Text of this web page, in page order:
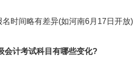
间略有差异(如河南6月17日开放)
会计考试科目有哪些变化?